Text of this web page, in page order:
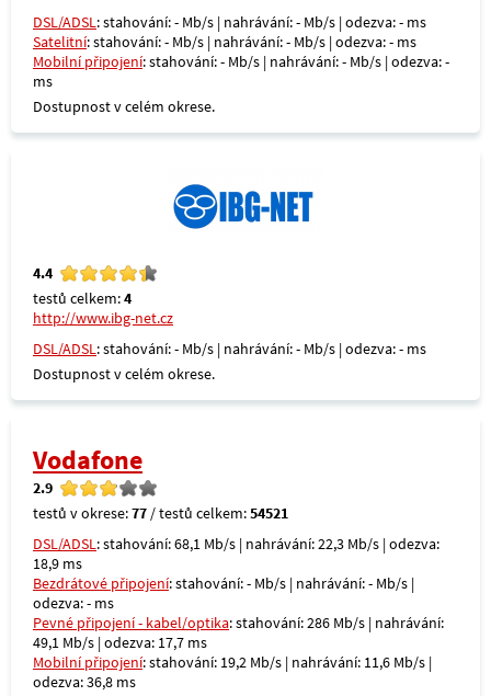
DSL/ADSL: stahování: - Mb/s | nahrávání: - Mb/s | odezva: - ms
Satelitní: stahování: - Mb/s | nahrávání: - Mb/s | odezva: - ms
Mobilní připojení: stahování: - Mb/s | nahrávání: - Mb/s | odezva: -
ms
Dostupnost v celém okrese.
4.4
testů celkem:4
http://www.ibg-net.cz
DSL/ADSL: stahování: - Mb/s | nahrávání: - Mb/s | odezva: - ms
Dostupnost v celém okrese.
Vodafone
2.9
testů v okrese:77 / testů celkem:54521
DSL/ADSL: stahování: 68,1 Mb/s | nahrávání: 22,3 Mb/s | odezva:
18,9 ms
Bezdrátové připojení: stahování: - Mb/s | nahrávání: - Mb/s |
odezva: - ms
Pevné připojení - kabel/optika: stahování: 286 Mb/s | nahrávání:
49,1 Mb/s | odezva: 17,7 ms
Mobilní připojení: stahování: 19,2 Mb/s | nahrávání: 11,6 Mb/s |
odezva: 36,8 ms